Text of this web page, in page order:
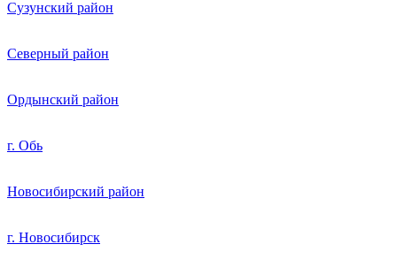
Сузунский район
Северный район
Ордынский район
г. Обь
Новосибирский район
г. Новосибирск